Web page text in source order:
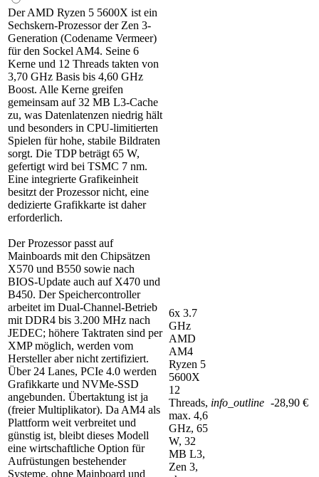
Der AMD Ryzen 5 5600X ist ein
Sechskern-Prozessor der Zen 3-
Generation (Codename Vermeer)
für den Sockel AM4. Seine 6
Kerne und 12 Threads takten von
3,70 GHz Basis bis 4,60 GHz
Boost. Alle Kerne greifen
gemeinsam auf 32 MB L3-Cache
zu, was Datenlatenzen niedrig hält
und besonders in CPU-limitierten
Spielen für hohe, stabile Bildraten
sorgt. Die TDP beträgt 65 W,
gefertigt wird bei TSMC 7 nm.
Eine integrierte Grafikeinheit
besitzt der Prozessor nicht, eine
dedizierte Grafikkarte ist daher
erforderlich.
Der Prozessor passt auf
Mainboards mit den Chipsätzen
X570 und B550 sowie nach
BIOS-Update auch auf X470 und
B450. Der Speichercontroller
arbeitet im Dual-Channel-Betrieb
mit DDR4 bis 3.200 MHz nach
JEDEC; höhere Taktraten sind per
XMP möglich, werden vom
Hersteller aber nicht zertifiziert.
Über 24 Lanes, PCIe 4.0 werden
Grafikkarte und NVMe-SSD
angebunden. Übertaktung ist ja
(freier Multiplikator). Da AM4 als
Plattform weit verbreitet und
günstig ist, bleibt dieses Modell
eine wirtschaftliche Option für
Aufrüstungen bestehender
Systeme, ohne Mainboard und
6x 3.7
GHz
AMD
AM4
Ryzen 5
5600X
12
Threads,
max. 4,6
GHz, 65
W, 32
MB L3,
Zen 3,
info_outline -28,90 €